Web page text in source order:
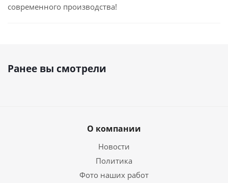
современного производства!
Ранее вы смотрели
О компании
Новости
Политика
Фото наших работ